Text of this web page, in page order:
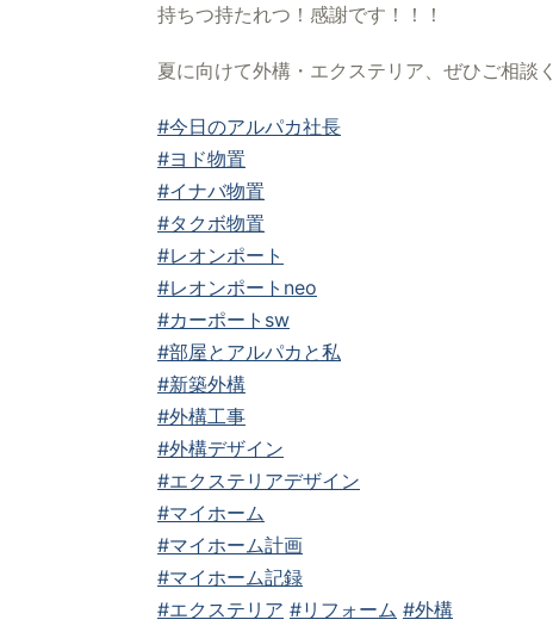
持ちつ持たれつ！感謝です！！！
夏に向けて外構・エクステリア、ぜひご相談
#今日のアルパカ社長
#ヨド物置
#イナバ物置
#タクボ物置
#レオンポート
#レオンポートneo
#カーポートsw
#部屋とアルパカと私
#新築外構
#外構工事
#外構デザイン
#エクステリアデザイン
#マイホーム
#マイホーム計画
#マイホーム記録
#エクステリア #リフォーム #外構